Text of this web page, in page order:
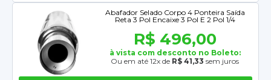
Abafador Selado Corpo 4 Ponteira Saída
Reta 3 Pol Encaixe 3 Pol E 2 Pol 1/4
R$ 496,00
à vista com desconto no Boleto:
Ou em até 12x de R$ 41,33 sem juros